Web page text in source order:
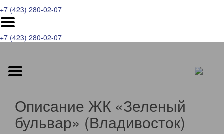
+7 (423) 280-02-07
+7 (423) 280-02-07
Описание ЖК «Зеленый
бульвар» (Владивосток)